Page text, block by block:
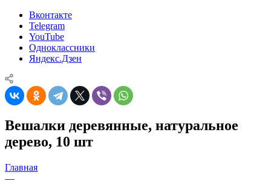
Вконтакте
Telegram
YouTube
Одноклассники
Яндекс.Дзен
Вешалки деревянные, натуральное
дерево, 10 шт
Главная
—